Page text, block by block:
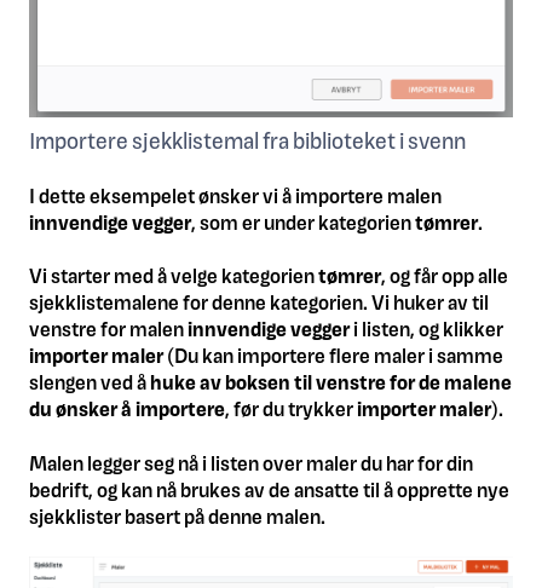
Importere sjekklistemal fra biblioteket i svenn
I dette eksempelet ønsker vi å importere malen
innvendige vegger, som er under kategorientømrer.
Vi starter med å velge kategorientømrer, og får opp alle
sjekklistemalene for denne kategorien. Vi huker av til
venstre for maleninnvendige veggeri listen, og klikker
importer maler(Du kan importere flere maler i samme
slengen ved åhuke av boksen til venstre for de malene
du ønsker å importere, før du trykkerimporter maler).
Malen legger seg nå i listen over maler du har for din
bedrift, og kan nå brukes av de ansatte til å opprette nye
sjekklister basert på denne malen.